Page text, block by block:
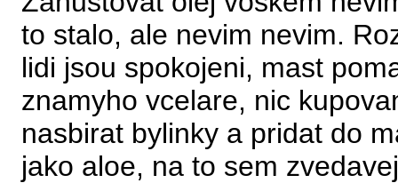
to stalo, ale nevim nevim.
lidi jsou spokojeni, mast
znamyho vcelare, nic
nasbirat bylinky a pridat do
jako aloe, na to sem zvedavej